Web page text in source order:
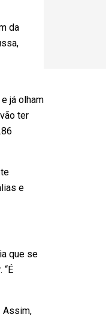
da
já olham
ter
e
que se
Assim,